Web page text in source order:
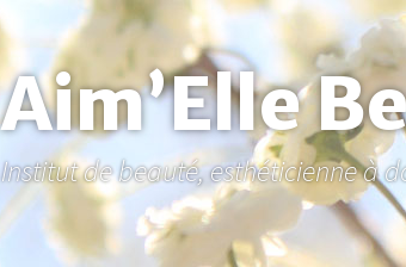
Aim’Elle
Institut de beauté, esthéticienne à